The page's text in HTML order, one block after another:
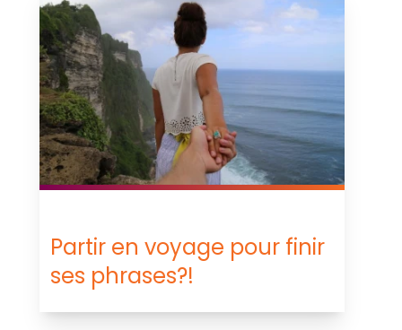
Partir en voyage pour finir
ses phrases?!